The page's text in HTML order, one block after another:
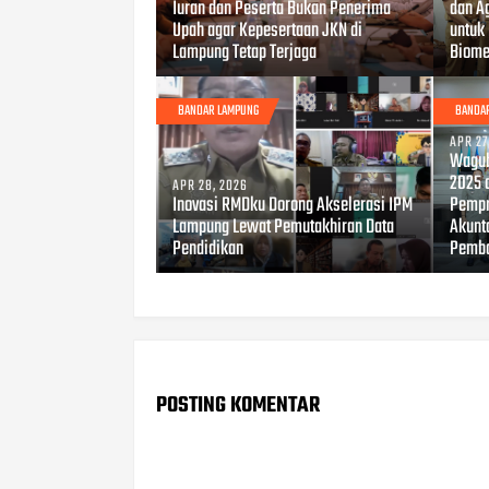
Iuran dan Peserta Bukan Penerima
Upah agar Kepesertaan JKN di
Lampung Tetap Terjaga
dan
BANDAR LAMPUNG
APR 28, 2026
Inovasi RMDku Dorong Akselerasi IPM
Lampung Lewat Pemutakhiran Data
Pendidikan
APR
2025
POSTING KOMENTAR